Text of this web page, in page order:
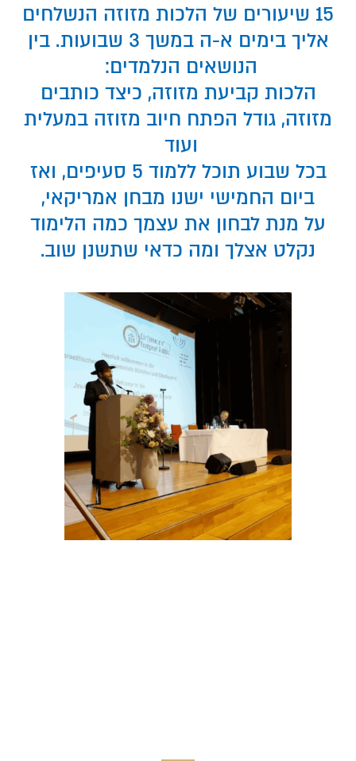
15 שיעורים של הלכות מזוזה הנשלחים
אליך בימים א-ה במשך 3 שבועות. בין
הנושאים הנלמדים:
הלכות קביעת מזוזה, כיצד כותבים
מזוזה, גודל הפתח חיוב מזוזה במעלית
ועוד
בכל שבוע תוכל ללמוד 5 סעיפים, ואז
ביום החמישי ישנו מבחן אמריקאי,
על מנת לבחון את עצמך כמה הלימוד
נקלט אצלך ומה כדאי שתשנן שוב.